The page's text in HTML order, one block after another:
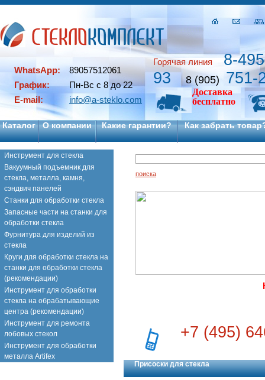
WhatsApp:
89057512061
График:
Пн-Вс с 8 до 22
E-mail:
info@a-steklo.com
Горячая линия
8-
93
8 (905) 751-
Доставка
бесплатно
Каталог О компании Какие гарантии? Как забрать
Инструмент для стекла
Вакуумный подъемник для
стекла, металла, камня,
сэндвич панелей
Станки для обработки стекла
Запасные части на станки для
обработки стекла
Фурнитура для изделий из
стекла
Круги для обработки стекла на
станки для обработки стекла
(рекомендации)
Инструмент для обработки
стекла на обрабатывающие
центра (рекомендации)
Инструмент для ремонта
лобовых стекол
Инструмент для обработки
металла Artifex
поиска
+7 (495)
Присоски для стекла